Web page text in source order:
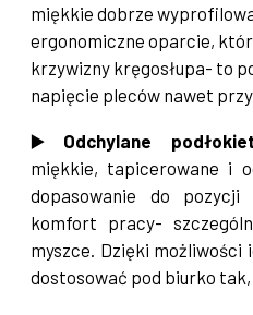
miękkie dobrze
ergonomiczne oparcie,
krzywizny kręgosłupa- to
napięcie pleców nawet przy
▶️ Odchylane
miękkie, tapicerowane i
dopasowanie do
komfort pracy-
myszce. Dzięki
dostosować pod biurko